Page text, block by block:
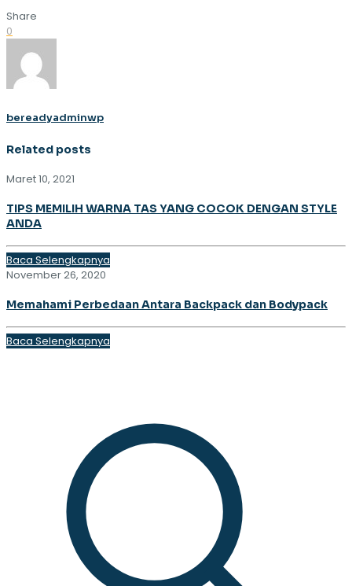
Share
0
bereadyadminwp
Related posts
Maret 10, 2021
TIPS MEMILIH WARNA TAS YANG COCOK DENGAN STYLE
ANDA
Baca Selengkapnya
November 26, 2020
Memahami Perbedaan Antara Backpack dan Bodypack
Baca Selengkapnya